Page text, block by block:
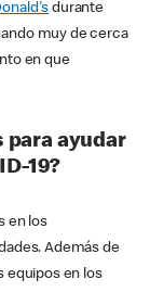
durante
muy de cerca
en que
para ayudar
19?
en los
Además de
equipos en los